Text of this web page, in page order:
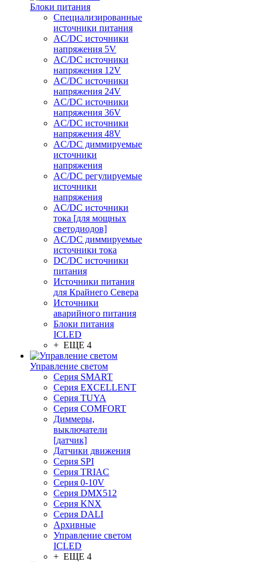
Блоки питания
Специализированные
источники питания
AC/DC источники
напряжения 5V
AC/DC источники
напряжения 12V
AC/DC источники
напряжения 24V
AC/DC источники
напряжения 36V
AC/DC источники
напряжения 48V
AC/DC диммируемые
источники
напряжения
AC/DC регулируемые
источники
напряжения
AC/DC источники
тока [для мощных
светодиодов]
AC/DC диммируемые
источники тока
DC/DC источники
питания
Источники питания
для Крайнего Севера
Источники
аварийного питания
Блоки питания
ICLED
+ ЕЩЕ 4
Управление светом
Серия SMART
Серия EXCELLENT
Серия TUYA
Серия COMFORT
Диммеры,
выключатели
[датчик]
Датчики движения
Серия SPI
Серия TRIAC
Серия 0-10V
Серия DMX512
Серия KNX
Серия DALI
Архивные
Управление светом
ICLED
+ ЕЩЕ 4